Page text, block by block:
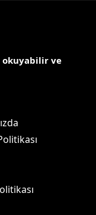
okuyabilir ve